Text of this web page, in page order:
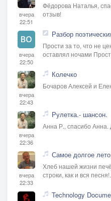
вчера
22:51
Фёдорова Наталья,
отзыв!
вчера
22:50
Разбор
Прости за то, что не
оставлял ночами
вчера
22:43
Колечко
Бочаров Алексей и
вчера
22:36
Рулетка.- шансон.
Анна Р., спасибо Анна.
вчера
22:33
Самое долгое
Хлеб нашей жизни
строки, как и вся
Technology